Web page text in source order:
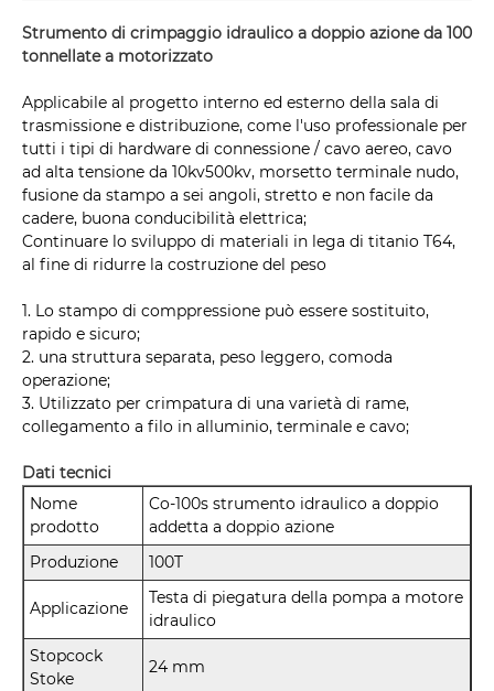
Strumento di crimpaggio idraulico a doppio azione da 100
tonnellate a motorizzato
Applicabile al progetto interno ed esterno della sala di
trasmissione e distribuzione, come l'uso professionale per
tutti i tipi di hardware di connessione / cavo aereo, cavo
ad alta tensione da 10kv500kv, morsetto terminale nudo,
fusione da stampo a sei angoli, stretto e non facile da
cadere, buona conducibilità elettrica;
Continuare lo sviluppo di materiali in lega di titanio T64,
al fine di ridurre la costruzione del peso
1. Lo stampo di comppressione può essere sostituito,
rapido e sicuro;
2. una struttura separata, peso leggero, comoda
operazione;
3. Utilizzato per crimpatura di una varietà di rame,
collegamento a filo in alluminio, terminale e cavo;
Dati tecnici
Nome
prodotto
Co-100s strumento idraulico a doppio
addetta a doppio azione
Produzione
100T
Applicazione
Testa di piegatura della pompa a motore
idraulico
Stopcock
Stoke
24 mm